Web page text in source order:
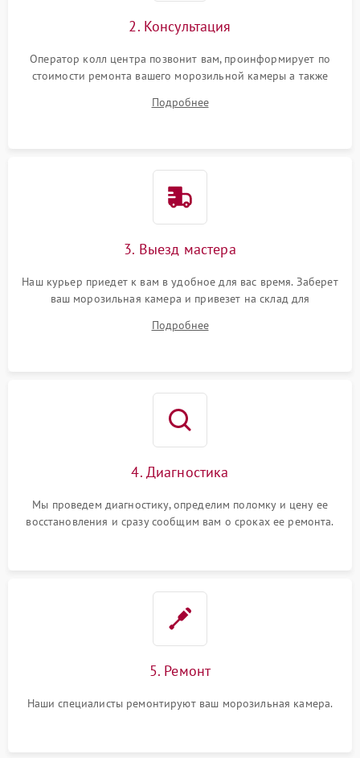
2. Консультация
Оператор колл центра позвонит вам, проинформирует по
стоимости ремонта вашего морозильной камеры а также
Подробнее
3. Выезд мастера
Наш курьер приедет к вам в удобное для вас время. Заберет
ваш морозильная камера и привезет на склад для
Подробнее
4. Диагностика
Мы проведем диагностику, определим поломку и цену ее
восстановления и сразу сообщим вам о сроках ее ремонта.
5. Ремонт
Наши специалисты ремонтируют ваш морозильная камера.